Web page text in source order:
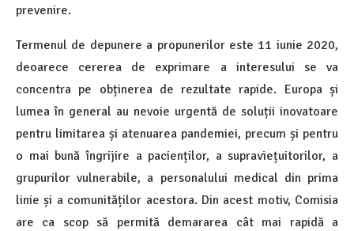
prevenire.
Termenul de depunere a propunerilor este 11 iunie 2020,
deoarece cererea de exprimare a interesului se va
concentra pe obținerea de rezultate rapide. Europa și
lumea în general au nevoie urgentă de soluții inovatoare
pentru limitarea și atenuarea pandemiei, precum și pentru
o mai bună îngrijire a pacienților, a supraviețuitorilor, a
grupurilor vulnerabile, a personalului medical din prima
linie și a comunităților acestora. Din acest motiv, Comisia
are ca scop să permită demararea cât mai rapidă a